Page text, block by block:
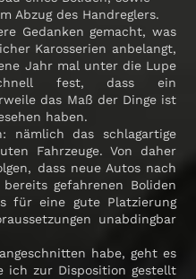
Abzug des Handreglers.
Gedanken gemacht, was
Karosserien anbelangt,
Jahr mal unter die Lupe
fest, dass ein
das Maß der Dinge ist
haben.
nämlich das schlagartige
Fahrzeuge. Von daher
dass neue Autos nach
gefahrenen Boliden
für eine gute Platzierung
unabdingbar
habe, geht es
ich zur Disposition gestellt